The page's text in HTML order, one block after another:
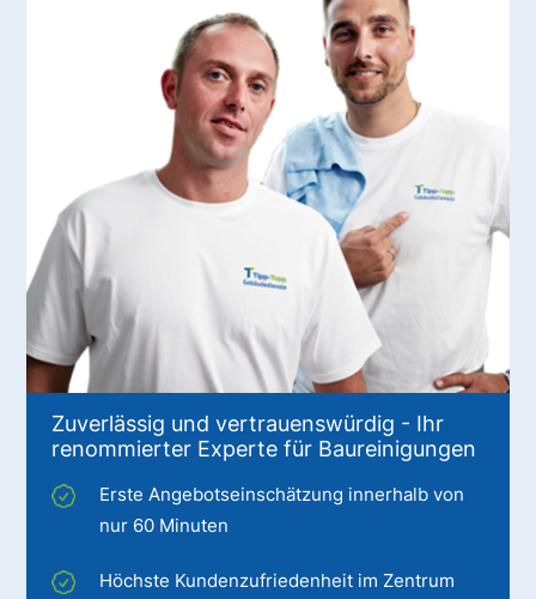
Zuverlässig und vertrauenswürdig - Ihr
renommierter Experte für Baureinigungen
Erste Angebotseinschätzung innerhalb von
nur 60 Minuten
Höchste Kundenzufriedenheit im Zentrum